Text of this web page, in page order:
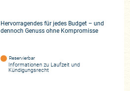
Hervorragendes für jedes Budget – und
dennoch Genuss ohne Kompromisse
Reservierbar
Informationen zu Laufzeit und
Kündigungsrecht